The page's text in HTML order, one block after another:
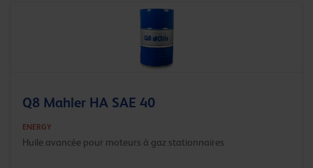
Q8 Mahler HA SAE 40
ENERGY
Huile avancée pour moteurs à gaz stationnaires